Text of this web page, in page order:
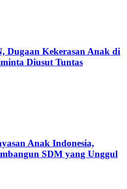
Dugaan Kekerasan Anak di
Diusut Tuntas
Anak Indonesia,
SDM yang Unggul